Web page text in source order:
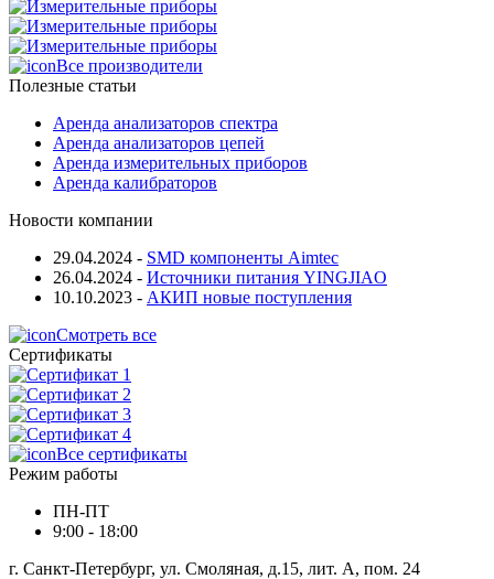
Все производители
Полезные статьи
Аренда анализаторов спектра
Аренда анализаторов цепей
Аренда измерительных приборов
Аренда калибраторов
Новости компании
29.04.2024 - SMD компоненты Aimtec
26.04.2024 - Источники питания YINGJIAO
10.10.2023 - АКИП новые поступления
Смотреть все
Сертификаты
Все сертификаты
Режим работы
ПН-ПТ
9:00 - 18:00
г. Санкт-Петербург, ул. Смоляная, д.15, лит. А, пом. 24